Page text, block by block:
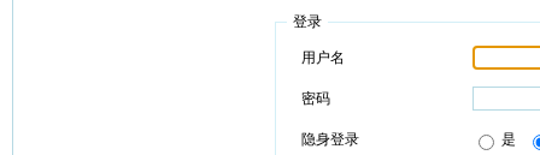
登录
用户名
密码
隐身登录 是